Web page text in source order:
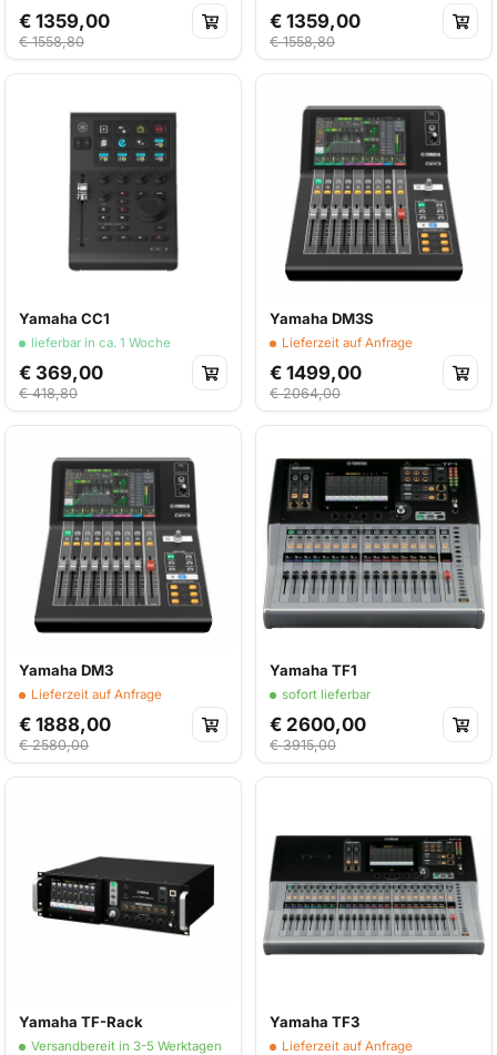
€ 1359,00
€ 1558,80
€ 1359,00
€ 1558,80
Yamaha CC1
lieferbar in ca. 1 Woche
€ 369,00
€ 418,80
Yamaha DM3S
Lieferzeit auf Anfrage
€ 1499,00
€ 2064,00
Yamaha DM3
Lieferzeit auf Anfrage
€ 1888,00
€ 2580,00
Yamaha TF1
sofort lieferbar
€ 2600,00
€ 3915,00
Yamaha TF-Rack
Versandbereit in 3-5 Werktagen
Yamaha TF3
Lieferzeit auf Anfrage